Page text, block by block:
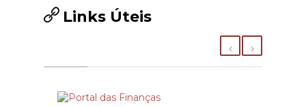
Links Úteis